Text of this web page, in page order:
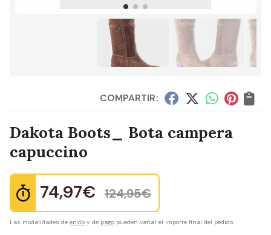
COMPARTIR:
Dakota Boots_ Bota campera
capuccino
74,97€ 124,95€
Las modalidades de envío y de pago pueden variar el importe final del pedido.